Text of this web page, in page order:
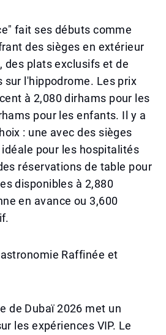
fait ses débuts comme
des sièges en extérieur
des plats exclusifs et de
sur l'hippodrome. Les prix
à 2,080 dirhams pour les
pour les enfants. Il y a
: une avec des sièges
idéale pour les hospitalités
réservations de table pour
disponibles à 2,880
en avance ou 3,600
Raffinée et
de Dubaï 2026 met un
les expériences VIP. Le